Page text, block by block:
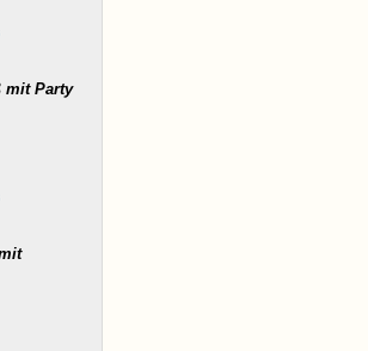
mit Party